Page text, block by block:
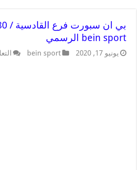
bein sport الرسمي
يونيو 17, 2020 bein sport